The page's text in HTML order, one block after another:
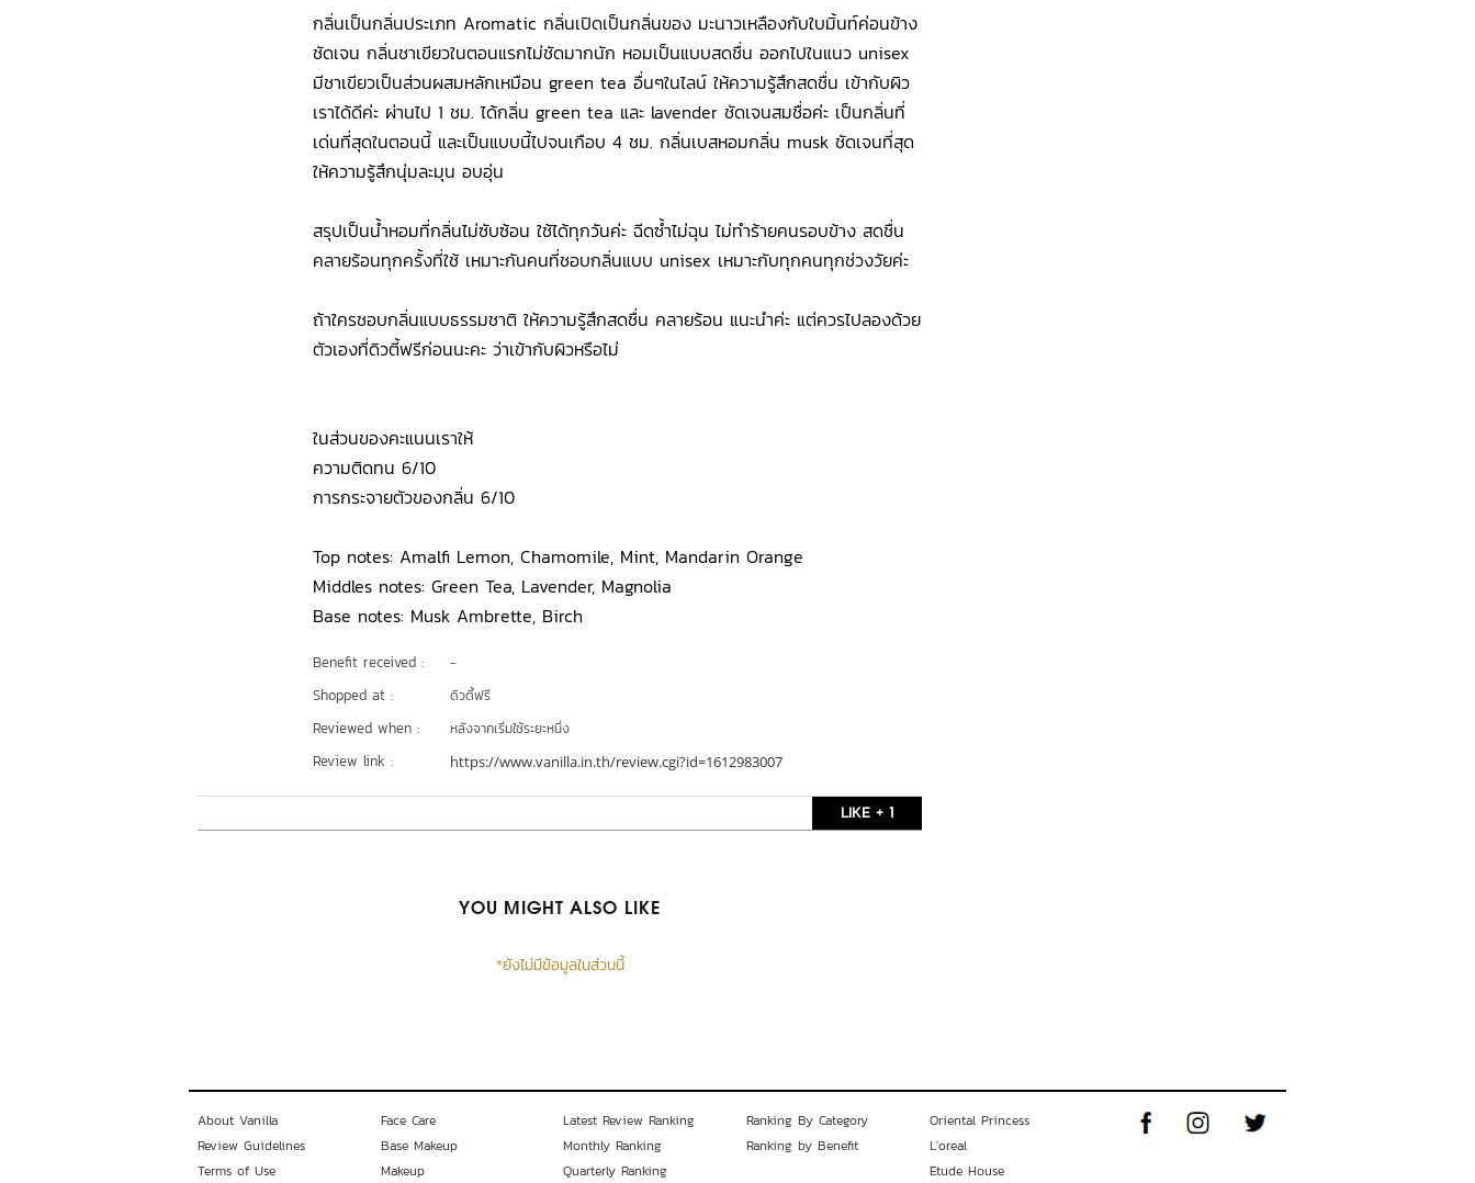
กลิ่นเป็นกลิ่นประเภท Aromatic กลิ่นเปิดเป็นกลิ่นของ มะนาวเหลืองกับใบมิ้นท์ค่อนข้าง
ชัดเจน กลิ่นชาเขียวในตอนแรกไม่ชัดมากนัก หอมเป็นแบบสดชื่น ออกไปในแนว unisex
มีชาเขียวเป็นส่วนผสมหลักเหมือน green tea อื่นๆในไลน์ ให้ความรู้สึกสดชื่น เข้ากับผิว
เราได้ดีค่ะ ผ่านไป 1 ชม. ได้กลิ่น green tea และ lavender ชัดเจนสมชื่อค่ะ เป็นกลิ่นที่
เด่นที่สุดในตอนนี้ และเป็นแบบนี้ไปจนเกือบ 4 ชม. กลิ่นเบสหอมกลิ่น musk ชัดเจนที่สุด
ให้ความรู้สึกนุ่มละมุน อบอุ่น
สรุปเป็นน้ำหอมที่กลิ่นไม่ซับซ้อน ใช้ได้ทุกวันค่ะ ฉีดซ้ำไม่ฉุน ไม่ทำร้ายคนรอบข้าง สดชื่น
คลายร้อนทุกครั้งที่ใช้ เหมาะกันคนที่ชอบกลิ่นแบบ unisex เหมาะกับทุกคนทุกช่วงวัยค่ะ
ถ้าใครชอบกลิ่นแบบธรรมชาติ ให้ความรู้สึกสดชื่น คลายร้อน แนะนำค่ะ แต่ควรไปลองด้วย
ตัวเองที่ดิวตี้ฟรีก่อนนะคะ ว่าเข้ากับผิวหรือไม่
ในส่วนของคะแนนเราให้
ความติดทน 6/10
การกระจายตัวของกลิ่น 6/10
Top notes: Amalfi Lemon, Chamomile, Mint, Mandarin Orange
Middles notes: Green Tea, Lavender, Magnolia
Base notes: Musk Ambrette, Birch
Benefit received : -
Shopped at : ดิวตี้ฟรี
Reviewed when : หลังจากเริ่มใช้ระยะหนึ่ง
Review link : https://www.vanilla.in.th/review.cgi?id=1612983007
LIKE + 1
YOU MIGHT ALSO LIKE
*ยังไม่มีข้อมูลในส่วนนี้
About Vanilla
Review Guidelines
Terms of Use
Face Care
Base Makeup
Makeup
Latest Review Ranking
Monthly Ranking
Quarterly Ranking
Ranking By Category
Ranking by Benefit
Oriental Princess
L'oreal
Etude House